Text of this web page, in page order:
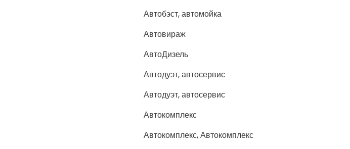
Автобэст, автомойка
Автовираж
АвтоДизель
Автодуэт, автосервис
Автодуэт, автосервис
Автокомплекс
Автокомплекс, Автокомплекс